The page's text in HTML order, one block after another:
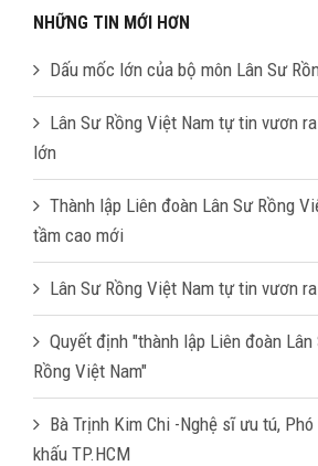
NHỮNG TIN MỚI HƠN
Dấu mốc lớn của bộ môn Lân Sư
Lân Sư Rồng Việt Nam tự tin vươn
lớn
Thành lập Liên đoàn Lân Sư Rồng
tầm cao mới
Lân Sư Rồng Việt Nam tự tin vươn
Quyết định "thành lập Liên đoàn Lân
Rồng Việt Nam"
Bà Trịnh Kim Chi -Nghệ sĩ ưu tú,
khấu TP.HCM